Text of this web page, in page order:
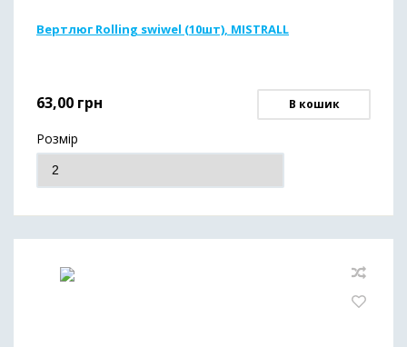
Вертлюг Rolling swiwel (10шт), MISTRALL
63,00 грн В кошик
Розмір